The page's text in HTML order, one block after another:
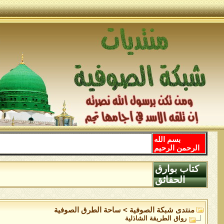
بسم الله
الرحمن الرحيم
كتاب بوارق
الحقائق
منتدى شبكة الصوفية > ساحة الطرق الصوفية
رواق الطريقة الشاذلية